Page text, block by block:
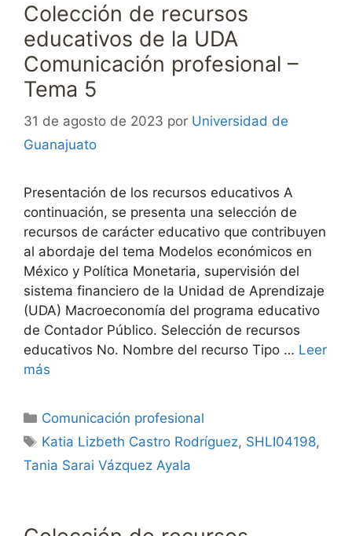
Colección de recursos
educativos de la UDA
Comunicación profesional –
Tema 5
31 de agosto de 2023 por Universidad de
Guanajuato
Presentación de los recursos educativos A
continuación, se presenta una selección de
recursos de carácter educativo que contribuyen
al abordaje del tema Modelos económicos en
México y Política Monetaria, supervisión del
sistema financiero de la Unidad de Aprendizaje
(UDA) Macroeconomía del programa educativo
de Contador Público. Selección de recursos
educativos No. Nombre del recurso Tipo … Leer
más
Categorías
Comunicación profesional
Etiquetas
Katia Lizbeth Castro Rodríguez, SHLI04198,
Tania Sarai Vázquez Ayala